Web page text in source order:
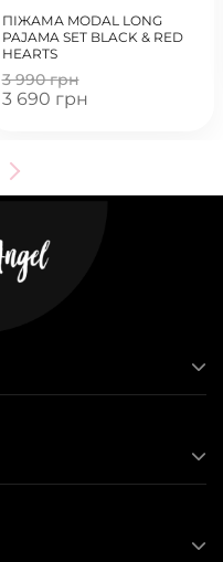
ПІЖАМА MODAL LONG
PAJAMA SET BLACK & RED
HEARTS
3 990 грн
3 690 грн